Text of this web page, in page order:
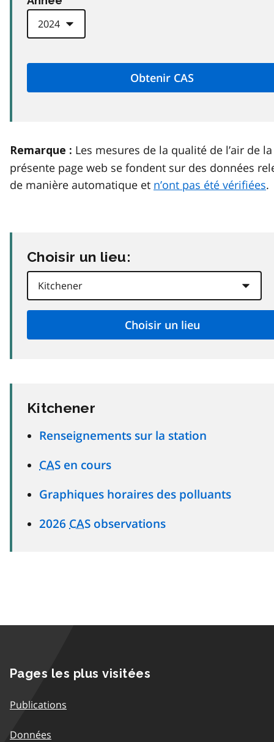
Remarque : Les mesures de la qualité de l’air de la
présente page web se fondent sur des données
de manière automatique et n’ont pas été vérifiées.
Choisir un lieu:
Kitchener
Renseignements sur la station
CAS en cours
Graphiques horaires des polluants
2026 CAS observations
Pages les plus visitées
Publications
Données